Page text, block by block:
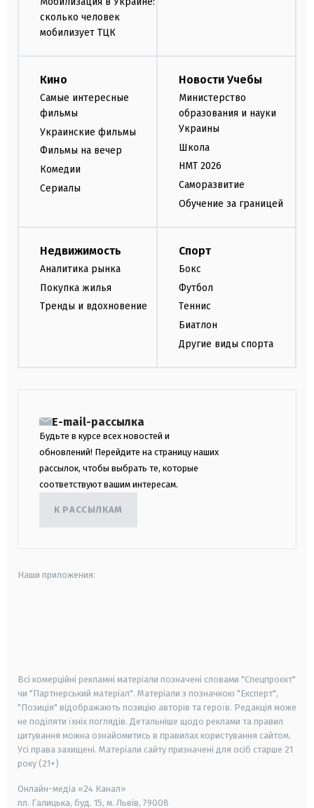
сколько человек
мобилизует ТЦК
Кино
Самые интересные
фильмы
Украинские фильмы
Фильмы на вечер
Комедии
Сериалы
Новости Учебы
Министерство
образования и науки
Украины
Школа
НМТ 2026
Саморазвитие
Обучение за границей
Недвижимость
Аналитика рынка
Покупка жилья
Тренды и вдохновение
Спорт
Бокс
Футбол
Теннис
Биатлон
Другие виды спорта
E-mail-рассылка
Будьте в курсе всех новостей и
обновлений! Перейдите на страницу наших
рассылок, чтобы выбрать те, которые
соответствуют вашим интересам.
К РАССЫЛКАМ
Наши приложения:
Всі комерційні рекламні матеріали позначені словами "Спецпроєкт"
чи "Партнерський матеріал". Матеріали з позначкою "Експерт",
"Позиція" відображають позицію авторів та героїв. Редакція може
не поділяти їхніх поглядів. Детальніше щодо реклами та правил
цитування можна ознайомитись в правилах користування сайтом.
Усі права захищені. Матеріали сайту призначені для осіб старше 21
року (21+)
Онлайн-медіа «24 Канал»
пл. Галицька, буд. 15, м. Львів, 79008